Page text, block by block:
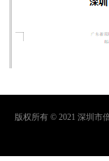
版权所有 © 2021 深圳市